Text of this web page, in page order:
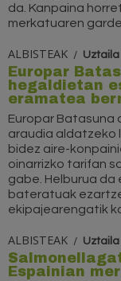
da. Kanpaina
merkatuaren
ALBISTEAK
Europar
hegaldietan
eramatea
Europar Batasuna
araudia aldatzeko
bidez aire-
oinarrizko tarifan
gabe. Helburua
bateratuak
ekipajearengatik
ALBISTEAK
Espainian